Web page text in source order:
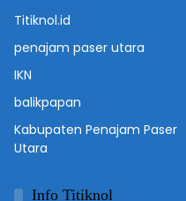
Titiknol.id
penajam paser utara
IKN
balikpapan
Kabupaten Penajam Paser
Utara
Info Titiknol